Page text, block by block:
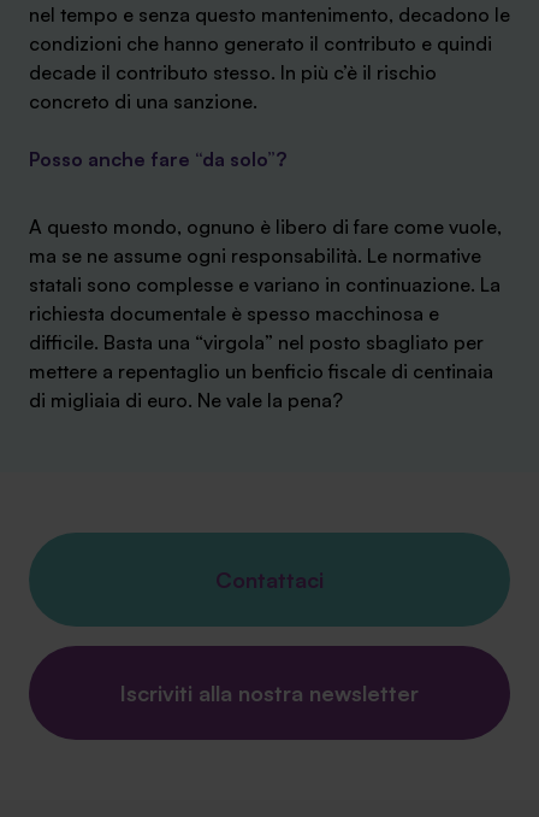
nel tempo e senza questo mantenimento, decadono le
condizioni che hanno generato il contributo e quindi
decade il contributo stesso. In più c’è il rischio
concreto di una sanzione.
Posso anche fare “da solo”?
A questo mondo, ognuno è libero di fare come vuole,
ma se ne assume ogni responsabilità. Le normative
statali sono complesse e variano in continuazione. La
richiesta documentale è spesso macchinosa e
difficile. Basta una “virgola” nel posto sbagliato per
mettere a repentaglio un benficio fiscale di centinaia
di migliaia di euro. Ne vale la pena?
Contattaci
Iscriviti alla nostra newsletter